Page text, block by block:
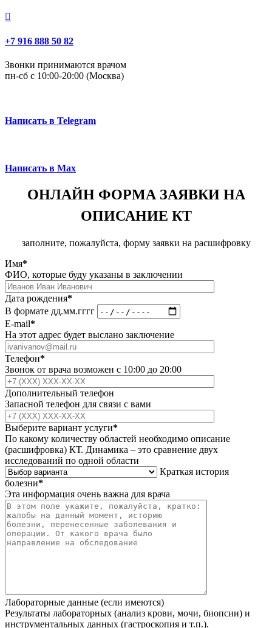

+7 916 888 50 82
Звонки принимаются врачом
пн-сб с 10:00-20:00 (Москва)
Написать в Telegram
Написать в Max
ОНЛАЙН ФОРМА ЗАЯВКИ НА
ОПИСАНИЕ КТ
заполните, пожалуйста, форму заявки на расшифровку
Имя*
ФИО, которые буду указаны в заключении
Дата рождения*
В формате дд.мм.гггг
E-mail*
На этот адрес будет выслано заключение
Телефон*
Звонок от врача возможен с 10:00 до 20:00
Дополнительный телефон
Запасной телефон для связи с вами
Выберите вариант услуги*
По какому количеству областей необходимо описание
(расшифровка) КТ. Динамика – это сравнение двух
исследований по одной области
Краткая история
болезни*
Эта информация очень важна для врача
Лабораторные данные (если имеются)
Результаты лабораторных (анализ крови, мочи, биопсии) и
инструментальных данных (гастроскопия и т.п.).